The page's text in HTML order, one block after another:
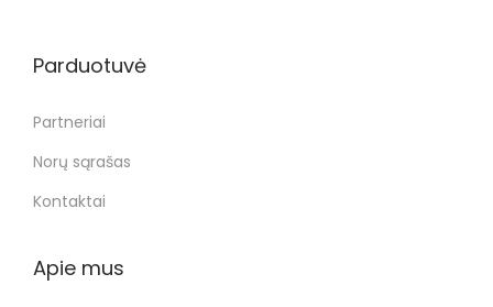
Parduotuvė
Partneriai
Norų sąrašas
Kontaktai
Apie mus